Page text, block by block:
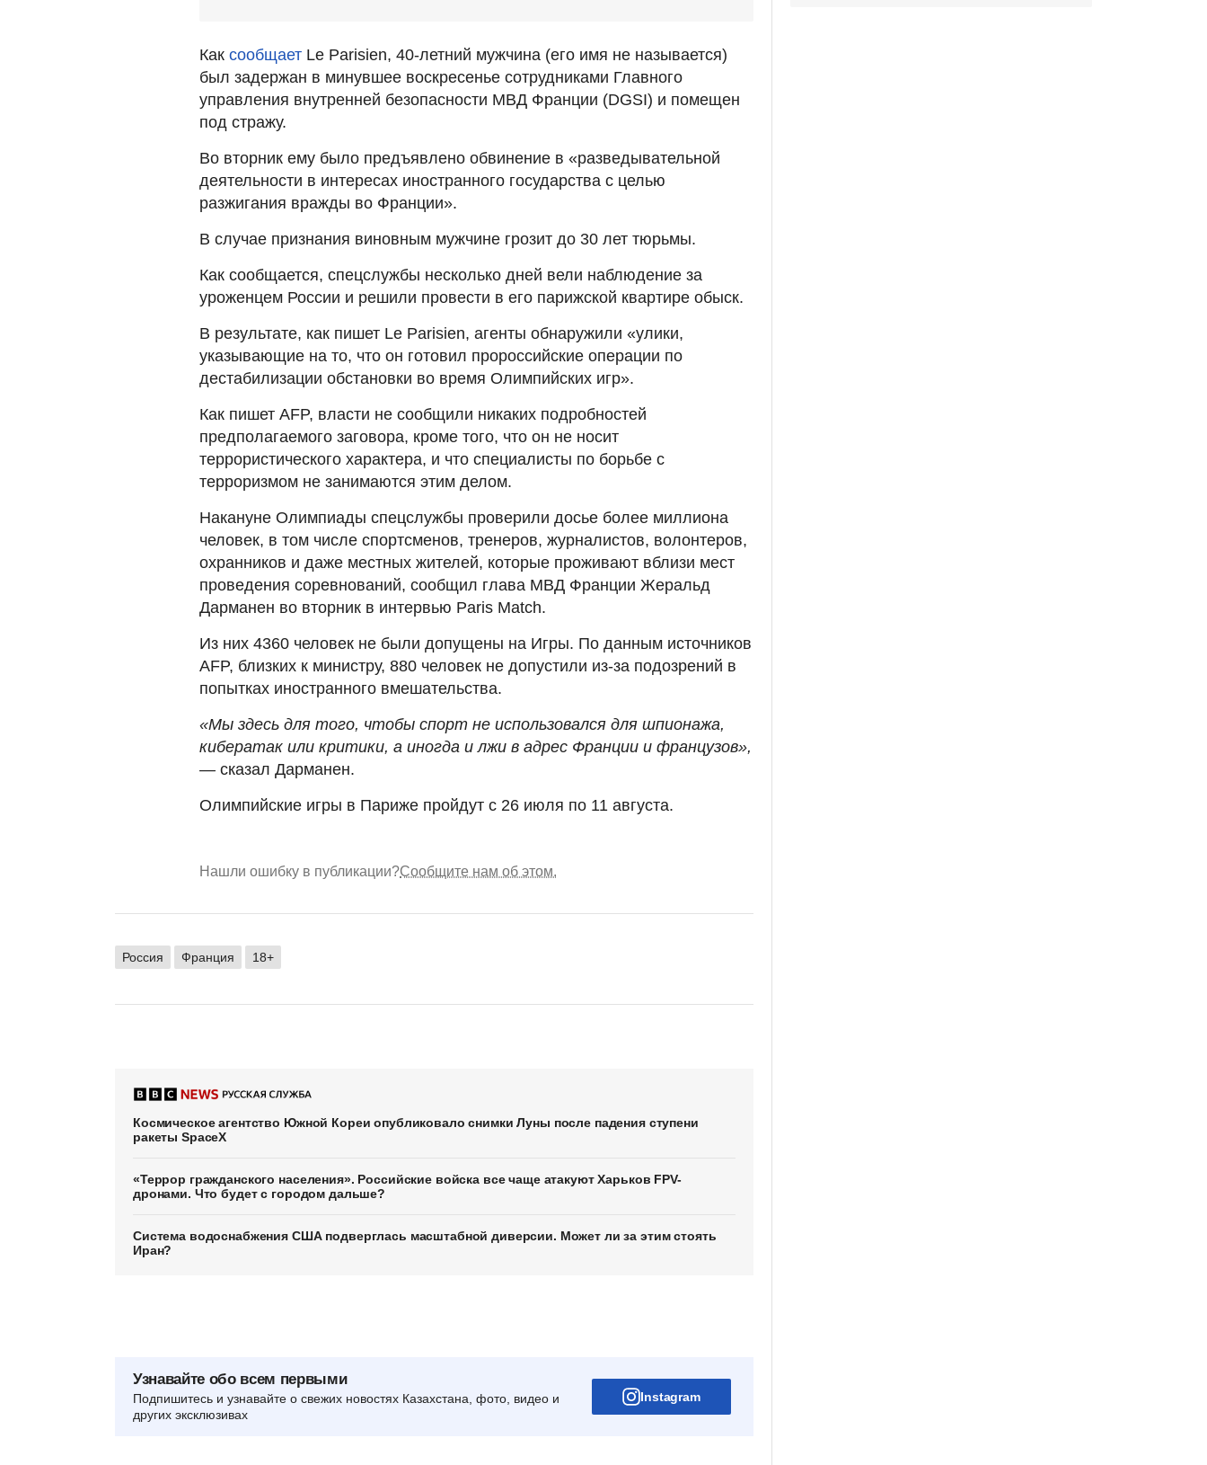
Как сообщает Le Parisien, 40-летний мужчина (его имя не называется)
был задержан в минувшее воскресенье сотрудниками Главного
управления внутренней безопасности МВД Франции (DGSI) и помещен
под стражу.
Во вторник ему было предъявлено обвинение в «разведывательной
деятельности в интересах иностранного государства с целью
разжигания вражды во Франции».
В случае признания виновным мужчине грозит до 30 лет тюрьмы.
Как сообщается, спецслужбы несколько дней вели наблюдение за
уроженцем России и решили провести в его парижской квартире обыск.
В результате, как пишет Le Parisien, агенты обнаружили «улики,
указывающие на то, что он готовил пророссийские операции по
дестабилизации обстановки во время Олимпийских игр».
Как пишет AFP, власти не сообщили никаких подробностей
предполагаемого заговора, кроме того, что он не носит
террористического характера, и что специалисты по борьбе с
терроризмом не занимаются этим делом.
Накануне Олимпиады спецслужбы проверили досье более миллиона
человек, в том числе спортсменов, тренеров, журналистов, волонтеров,
охранников и даже местных жителей, которые проживают вблизи мест
проведения соревнований, сообщил глава МВД Франции Жеральд
Дарманен во вторник в интервью Paris Match.
Из них 4360 человек не были допущены на Игры. По данным источников
AFP, близких к министру, 880 человек не допустили из-за подозрений в
попытках иностранного вмешательства.
«Мы здесь для того, чтобы спорт не использовался для шпионажа,
кибератак или критики, а иногда и лжи в адрес Франции и французов»,
— сказал Дарманен.
Олимпийские игры в Париже пройдут с 26 июля по 11 августа.
Нашли ошибку в публикации?Сообщите нам об этом.
Россия Франция 18+
Космическое агентство Южной Кореи опубликовало снимки Луны после падения ступени
ракеты SpaceX
«Террор гражданского населения». Российские войска все чаще атакуют Харьков FPV-
дронами. Что будет с городом дальше?
Система водоснабжения США подверглась масштабной диверсии. Может ли за этим стоять
Иран?
Узнавайте обо всем первыми
Подпишитесь и узнавайте о свежих новостях Казахстана, фото, видео и
других эксклюзивах
Instagram